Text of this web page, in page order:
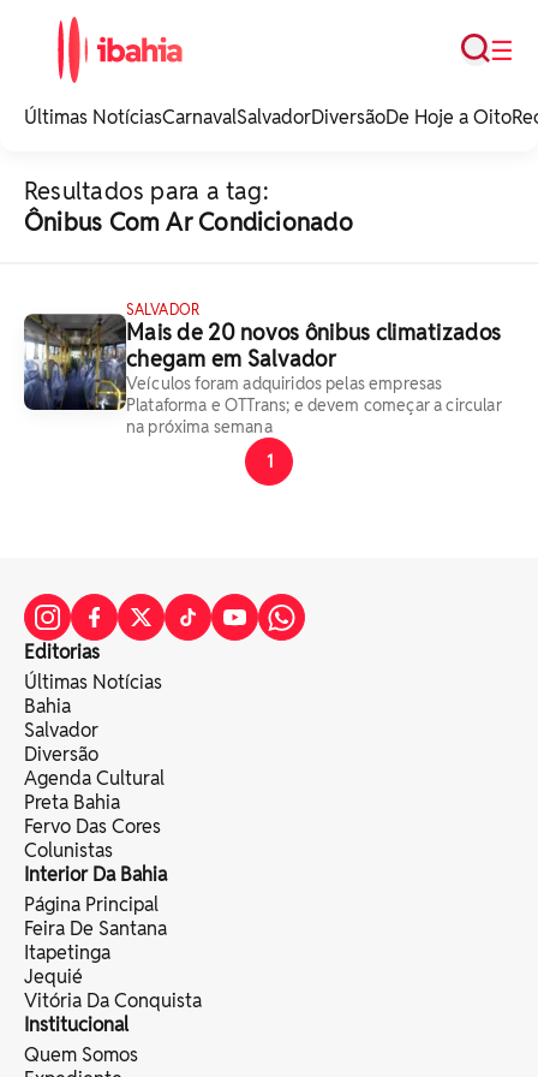
noticias e
☰
Busca
Últimas NotíciasCarnavalSalvadorDiversãoDe Hoje a Oito
Resultados para a tag:
Ônibus Com Ar Condicionado
SALVADOR
Mais de 20 novos ônibus climatizados
chegam em Salvador
Veículos foram adquiridos pelas empresas
Plataforma e OTTrans; e devem começar a circular
na próxima semana
1
Editorias
Últimas Notícias
Bahia
Salvador
Diversão
Agenda Cultural
Preta Bahia
Fervo Das Cores
Colunistas
Interior Da Bahia
Página Principal
Feira De Santana
Itapetinga
Jequié
Vitória Da Conquista
Institucional
Quem Somos